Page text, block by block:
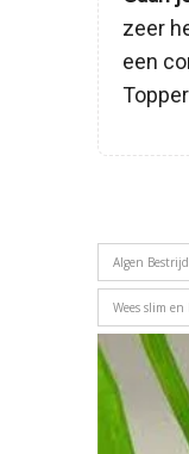
zeer
een
Algen
Wees slim